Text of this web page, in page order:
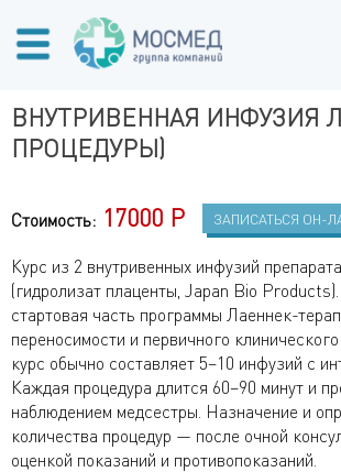
ВНУТРИВЕННАЯ ИНФУЗИЯ
ПРОЦЕДУРЫ)
Стоимость: 17000 Р ЗАПИСАТЬСЯ ОН-
Курс из 2 внутривенных инфузий
(гидролизат плаценты, Japan Bio
стартовая часть программы Лаеннек-
переносимости и первичного
курс обычно составляет 5–10 инфузий с
Каждая процедура длится 60–90 минут и
наблюдением медсестры. Назначение и
количества процедур — после очной
оценкой показаний и противопоказаний.